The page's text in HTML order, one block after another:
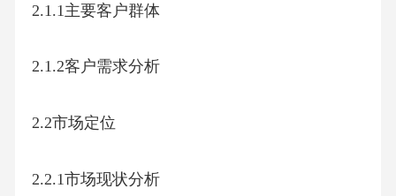
2.1.1主要客户群体
2.1.2客户需求分析
2.2市场定位
2.2.1市场现状分析